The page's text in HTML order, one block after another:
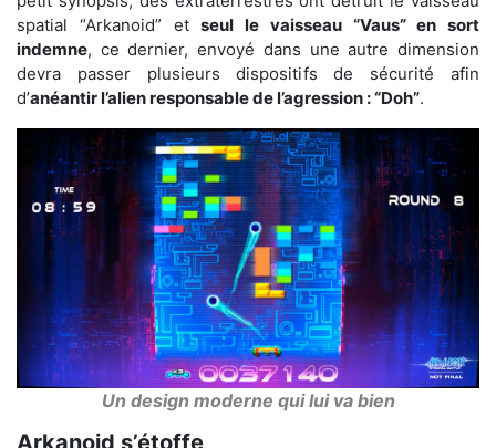
spatial “Arkanoid” etseul le vaisseau “Vaus” en sort
indemne, ce dernier, envoyé dans une autre dimension
devra passer plusieurs dispositifs de sécurité afin
d’anéantir l’alien responsable de l’agression : “Doh”.
Un design moderne qui lui va bien
Arkanoid s’étoffe